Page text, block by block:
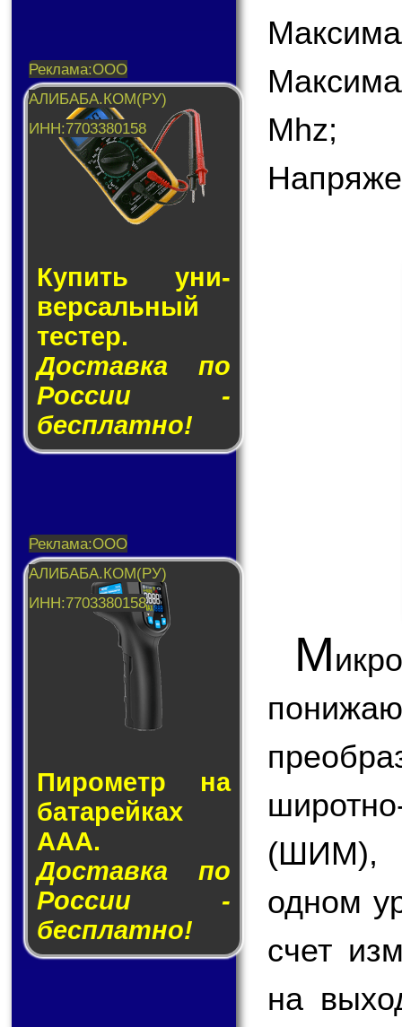
Купить уни­
вер­саль­ный
тес­тер.
Доставка по
России -
бесплатно!
Пирометр на
ба­та­рей­ках
AAA.
Доставка по
России -
бесплатно!
Mhz;
М
(ШИМ),
одном
счет
на